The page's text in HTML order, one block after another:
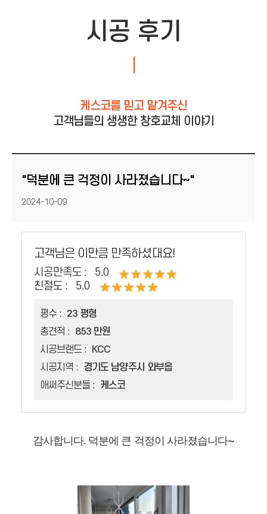
시공 후기
케스코를 믿고 맡겨주신
고객님들의 생생한 창호교체 이야기
"덕분에 큰 걱정이 사라졌습니다~"
등록일
2024-10-09
고객님은 이만큼 만족하셨대요!
시공만족도 :
5.0
친절도 :
5.0
평수 :
23 평형
총견적 :
853 만원
시공브랜드 :
KCC
시공지역 :
경기도 남양주시 와부읍
애써주신분들 :
케스코
감사합니다. 덕분에 큰 걱정이 사라졌습니다~